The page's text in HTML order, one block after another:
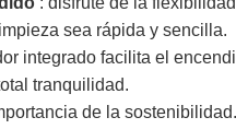
sea rápida y sencilla.
integrado facilita el
tranquilidad.
de la